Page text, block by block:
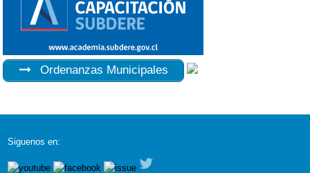
Ordenanzas Municipales
Siguenos en: